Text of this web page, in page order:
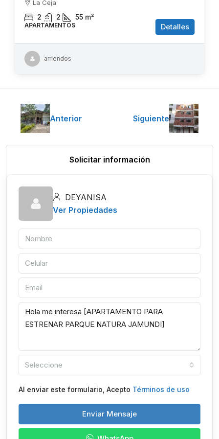
La Ceja
2 2 55 m²
APARTAMENTOS Detalles
arriendos
Anterior Siguiente
Solicitar información
DEYANISA
Ver Propiedades
Seleccione
Al enviar este formulario, Acepto Términos de uso
Enviar Mensaje